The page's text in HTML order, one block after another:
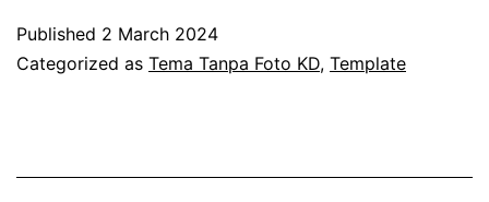
(Tanpa
Published 2 March 2024
Categorized as Tema Tanpa Foto KD, Template